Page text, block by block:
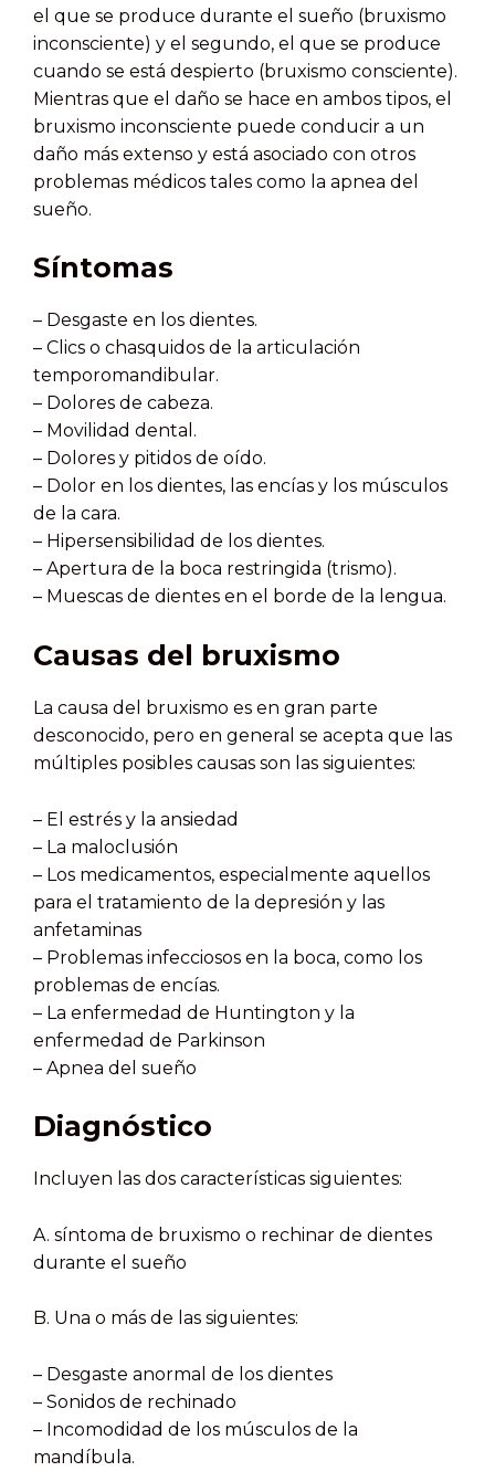
el que se produce durante el sueño (bruxismo
inconsciente) y el segundo, el que se produce
cuando se está despierto (bruxismo consciente).
Mientras que el daño se hace en ambos tipos, el
bruxismo inconsciente puede conducir a un
daño más extenso y está asociado con otros
problemas médicos tales como la apnea del
sueño.
Síntomas
– Desgaste en los dientes.
– Clics o chasquidos de la articulación
temporomandibular.
– Dolores de cabeza.
– Movilidad dental.
– Dolores y pitidos de oído.
– Dolor en los dientes, las encías y los músculos
de la cara.
– Hipersensibilidad de los dientes.
– Apertura de la boca restringida (trismo).
– Muescas de dientes en el borde de la lengua.
Causas del bruxismo
La causa del bruxismo es en gran parte
desconocido, pero en general se acepta que las
múltiples posibles causas son las siguientes:
– El estrés y la ansiedad
– La maloclusión
– Los medicamentos, especialmente aquellos
para el tratamiento de la depresión y las
anfetaminas
– Problemas infecciosos en la boca, como los
problemas de encías.
– La enfermedad de Huntington y la
enfermedad de Parkinson
– Apnea del sueño
Diagnóstico
Incluyen las dos características siguientes:
A. síntoma de bruxismo o rechinar de dientes
durante el sueño
B. Una o más de las siguientes:
– Desgaste anormal de los dientes
– Sonidos de rechinado
– Incomodidad de los músculos de la
mandíbula.